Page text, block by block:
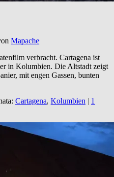
Mapache
verbracht. Cartagena ist
in Kolumbien. Die Altstadt zeigt
mit engen Gassen, bunten
Cartagena, Kolumbien | 1